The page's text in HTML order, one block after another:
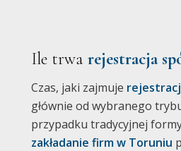
Ile trwarejestracja
Czas, jaki zajmuje
głównie od wybranego
przypadku tradycyjnej
zakładanie firm w Toruniu